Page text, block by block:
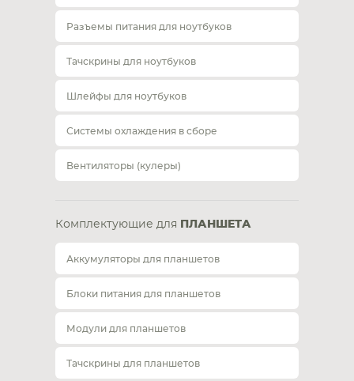
Разъемы питания для ноутбуков
Тачскрины для ноутбуков
Шлейфы для ноутбуков
Системы охлаждения в сборе
Вентиляторы (кулеры)
Комплектующие для ПЛАНШЕТА
Аккумуляторы для планшетов
Блоки питания для планшетов
Модули для планшетов
Тачскрины для планшетов